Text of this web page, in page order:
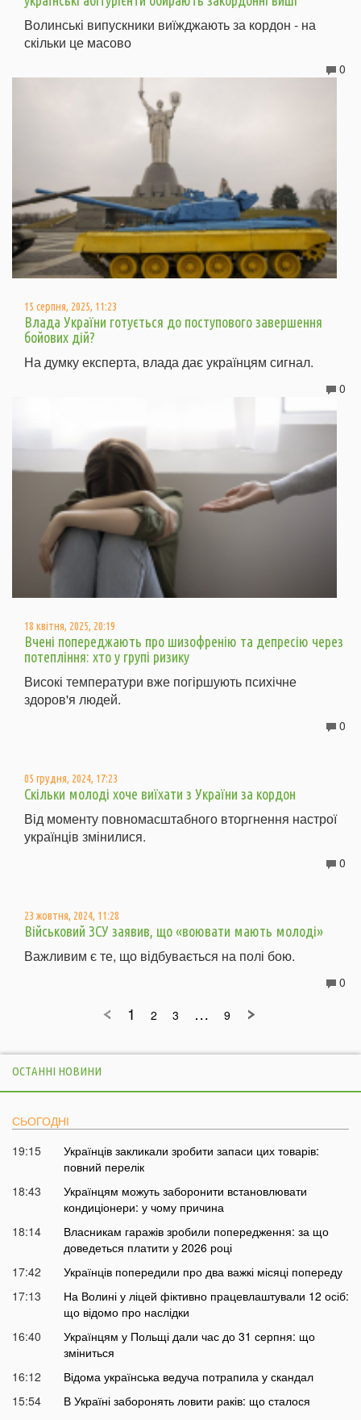
Волинські випускники виїжджають за кордон - на
скільки це масово
0
15 серпня, 2025, 11:23
Влада України готується до поступового завершення
бойових дій?
На думку експерта, влада дає українцям сигнал.
0
18 квітня, 2025, 20:19
Вчені попереджають про шизофренію та депресію через
потепління: хто у групі ризику
Високі температури вже погіршують психічне
здоров'я людей.
0
05 грудня, 2024, 17:23
Скільки молоді хоче виїхати з України за кордон
Від моменту повномасштабного вторгнення настрої
українців змінилися.
0
23 жовтня, 2024, 11:28
Військовий ЗСУ заявив, що «воювати мають молоді»
Важливим є те, що відбувається на полі бою.
0
1 2 3 … 9
ОСТАННІ НОВИНИ
СЬОГОДНІ
19:15
Українців закликали зробити запаси цих товарів:
повний перелік
18:43
Українцям можуть заборонити встановлювати
кондиціонери: у чому причина
18:14
Власникам гаражів зробили попередження: за що
доведеться платити у 2026 році
17:42
Українців попередили про два важкі місяці попереду
17:13
На Волині у ліцей фіктивно працевлаштували 12 осіб:
що відомо про наслідки
16:40
Українцям у Польщі дали час до 31 серпня: що
зміниться
16:12
Відома українська ведуча потрапила у скандал
15:54
В Україні заборонять ловити раків: що сталося